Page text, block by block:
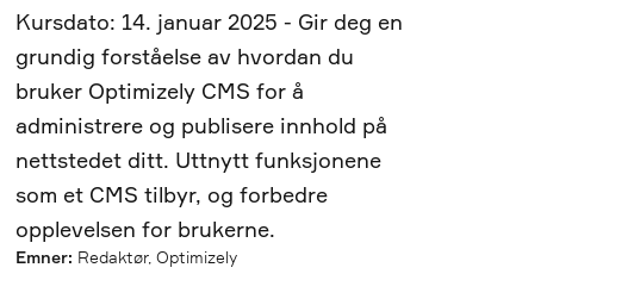
Kursdato: 14. januar 2025 - Gir deg en
grundig forståelse av hvordan du
bruker Optimizely CMS for å
administrere og publisere innhold på
nettstedet ditt. Uttnytt funksjonene
som et CMS tilbyr, og forbedre
opplevelsen for brukerne.
Emner: Redaktør, Optimizely